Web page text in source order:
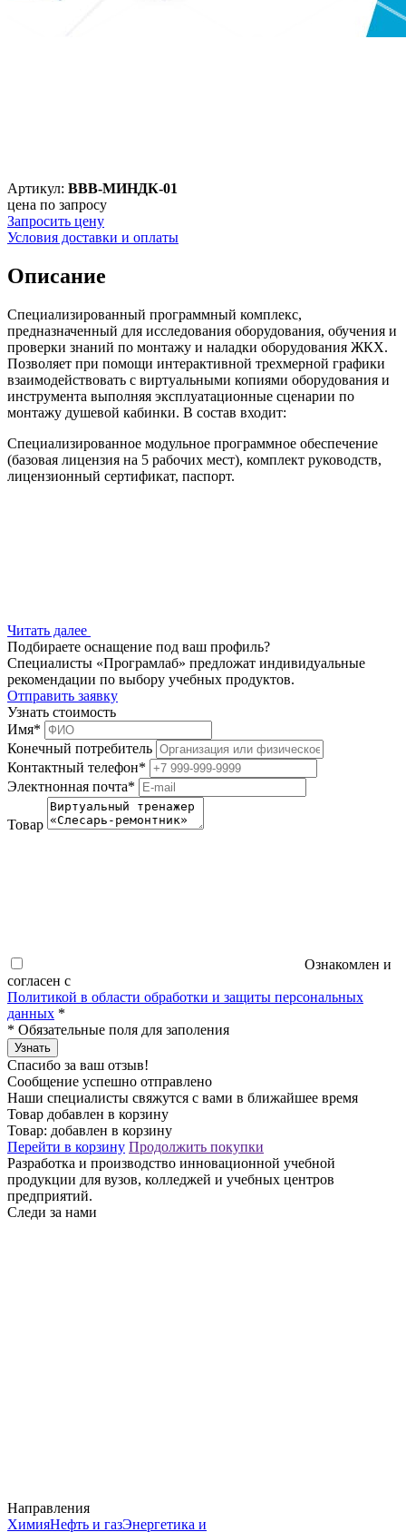
Артикул: ВВВ-МИНДК-01
цена по запросу
Запросить цену
Условия доставки и оплаты
Описание
Специализированный программный комплекс,
предназначенный для исследования оборудования, обучения и
проверки знаний по монтажу и наладки оборудования ЖКХ.
Позволяет при помощи интерактивной трехмерной графики
взаимодействовать с виртуальными копиями оборудования и
инструмента выполняя эксплуатационные сценарии по
монтажу душевой кабинки. В состав входит:
Специализированное модульное программное обеспечение
(базовая лицензия на 5 рабочих мест), комплект руководств,
лицензионный сертификат, паспорт.
Читать далее
Подбираете оснащение под ваш профиль?
Специалисты «Програмлаб» предложат индивидуальные
рекомендации по выбору учебных продуктов.
Отправить заявку
Узнать стоимость
Имя*
Конечный потребитель
Контактный телефон*
Электнонная почта*
Товар
Ознакомлен и
согласен с
Политикой в области обработки и защиты персональных
данных *
* Обязательные поля для заполения
Узнать
Спасибо за ваш отзыв!
Сообщение успешно отправлено
Наши специалисты свяжутся с вами в ближайшее время
Товар добавлен в корзину
Товар: добавлен в корзину
Перейти в корзину Продолжить покупки
Разработка и производство инновационной учебной
продукции для вузов, колледжей и учебных центров
предприятий.
Следи за нами
Направления
ХимияНефть и газЭнергетика и